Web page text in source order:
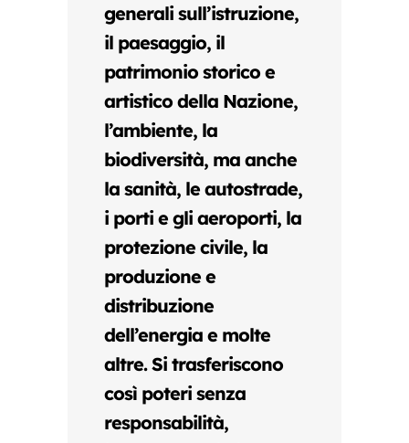
generali sull’istruzione,
il paesaggio, il
patrimonio storico e
artistico della Nazione,
l’ambiente, la
biodiversità, ma anche
la sanità, le autostrade,
i porti e gli aeroporti, la
protezione civile, la
produzione e
distribuzione
dell’energia e molte
altre. Si trasferiscono
così poteri senza
responsabilità,